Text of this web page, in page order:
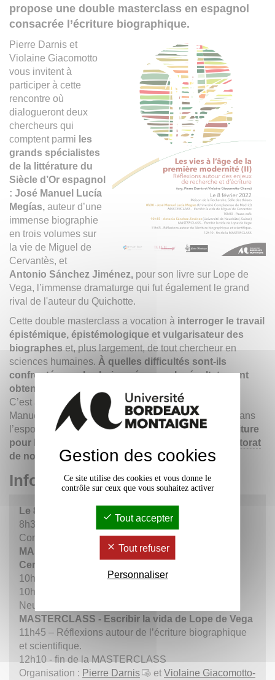
propose une double masterclass en espagnol
consacrée l’écriture biographique.
Pierre Darnis et
Violaine Giacomotto
vous invitent à
participer à cette
rencontre où
dialogueront deux
chercheurs qui
comptent parmi les
grands spécialistes
de la littérature du
Siècle d’Or espagnol
: José Manuel Lucía
Megías, auteur d’une
immense biographie
en trois volumes sur
la vie de Miguel de
Cervantès, et
Antonio Sánchez Jiménez, pour son livre sur Lope de
Vega, l’immense dramaturge qui fut également le grand
rival de l'auteur du Quichotte.
Cette double masterclass a vocation à interroger le travail
épistémique, épistémologique et vulgarisateur des
biographeset, plus largement, de tout chercheur en
sciences humaines. À quelles difficultés sont-ils
confrontés, quels choix opérer, quels résultats sont
obtenus sur le fond comme sur la forme ?
C’est à ces questions que souhaitent répondre José
Manuel Lucía Megías et Antonio Sánchez Jiménez, dans
l’espoir que leur réflexion constituedes aides à l’écriture
pour les étudiants de licence, de master et de
doctorat
de notre université.
Informations
Le 8 février 2022
8h30 - José Manuel Lucía Megías (Université
Complutense de Madrid, Espagne)
MASTERCLASS - Escribir la vida de Miguel de
Cervantès
10h00 - Pause-café
10h15 - Antonio Sánchez Jiménez (Université de
Neuchâtel, Suisse)
MASTERCLASS - Escribir la vida de Lope de Vega
11h45 – Réflexions autour de l’écriture biographique
et scientifique.
12h10 - fin de la MASTERCLASS
Organisation : Pierre Darnis et Violaine Giacomotto-
Gestion des cookies
Ce site utilise des cookies et vous donne le
contrôle sur ceux que vous souhaitez activer
Tout accepter
Tout refuser
Personnaliser